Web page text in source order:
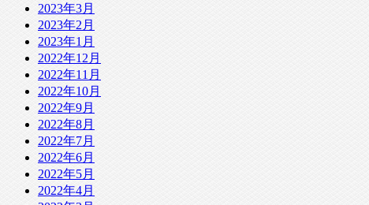
2023年3月
2023年2月
2023年1月
2022年12月
2022年11月
2022年10月
2022年9月
2022年8月
2022年7月
2022年6月
2022年5月
2022年4月